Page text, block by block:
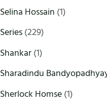
Selina Hossain (1)
Series(229)
Shankar(1)
Sharadindu
Sherlock Homse(1)